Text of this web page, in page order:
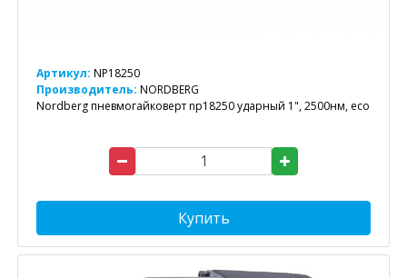
Артикул: NP18250
Производитель: NORDBERG
Nordberg пневмогайковерт np18250 ударный 1", 2500нм, eco
Купить